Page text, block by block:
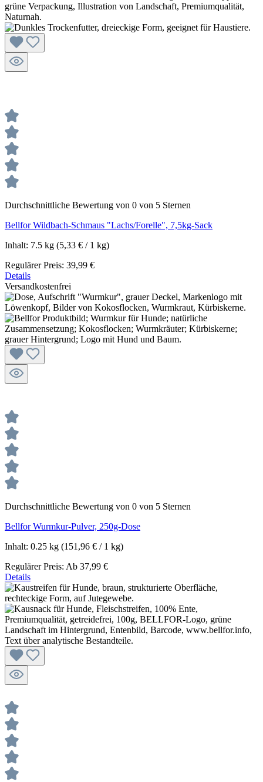
Durchschnittliche Bewertung von 0 von 5 Sternen
Bellfor Wildbach-Schmaus "Lachs/Forelle", 7,5kg-Sack
Inhalt: 7.5 kg (5,33 € / 1 kg)
Regulärer Preis: 39,99 €
Details
Versandkostenfrei
Durchschnittliche Bewertung von 0 von 5 Sternen
Bellfor Wurmkur-Pulver, 250g-Dose
Inhalt: 0.25 kg (151,96 € / 1 kg)
Regulärer Preis: Ab 37,99 €
Details